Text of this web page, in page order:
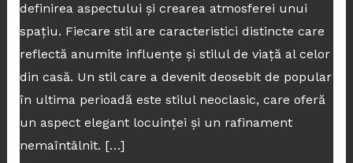
definirea aspectului și crearea atmosferei unui
spațiu. Fiecare stil are caracteristici distincte care
reflectă anumite influențe și stilul de viață al celor
din casă. Un stil care a devenit deosebit de popular
în ultima perioadă este stilul neoclasic, care oferă
un aspect elegant locuinței și un rafinament
nemaîntâlnit. […]